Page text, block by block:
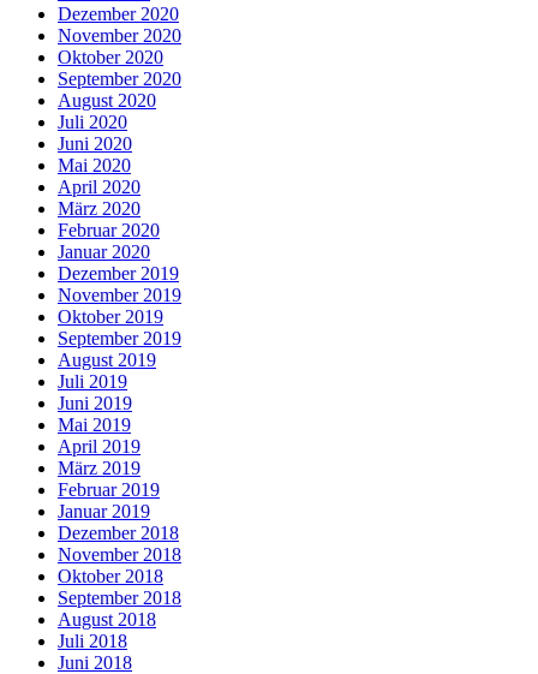
Dezember 2020
November 2020
Oktober 2020
September 2020
August 2020
Juli 2020
Juni 2020
Mai 2020
April 2020
März 2020
Februar 2020
Januar 2020
Dezember 2019
November 2019
Oktober 2019
September 2019
August 2019
Juli 2019
Juni 2019
Mai 2019
April 2019
März 2019
Februar 2019
Januar 2019
Dezember 2018
November 2018
Oktober 2018
September 2018
August 2018
Juli 2018
Juni 2018